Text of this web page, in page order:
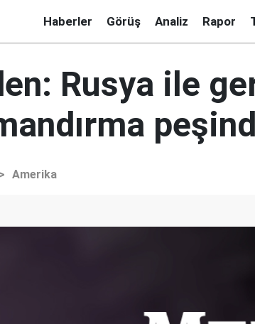
Haberler Görüş Analiz Rapor
Rusya ile
> Amerika